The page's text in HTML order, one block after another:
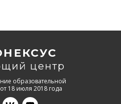
центр
образовательной
18 июля 2018 года